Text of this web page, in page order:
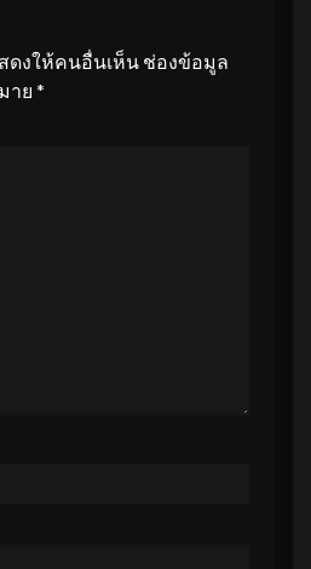
ดงให้คนอื่นเห็น ช่องข้อมูล
าย *